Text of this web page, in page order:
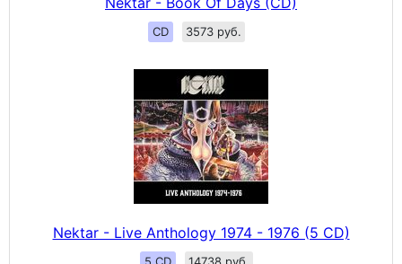
CD 3573 руб.
Nektar - Live Anthology 1974 - 1976 (5 CD)